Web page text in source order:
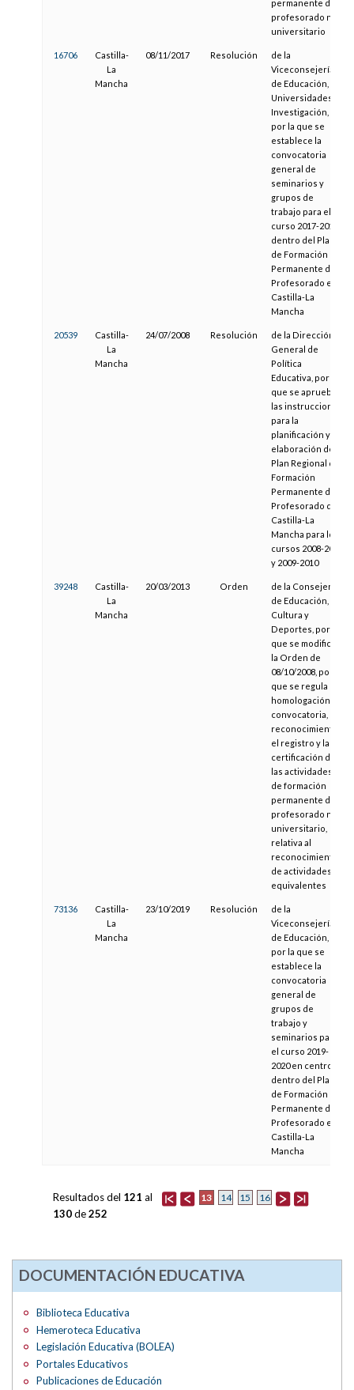
permanente del
profesorado no
universitario
16706
Castilla-
La
Mancha
08/11/2017 Resolución
de la
Viceconsejería
de Educación,
Universidades e
Investigación,
por la que se
establece la
convocatoria
general de
seminarios y
grupos de
trabajo para el
curso 2017-2018,
dentro del Plan
de Formación
Permanente del
Profesorado en
Castilla-La
Mancha
20539
Castilla-
La
Mancha
24/07/2008 Resolución
de la Dirección
General de
Política
Educativa, por la
que se aprueban
las instrucciones
para la
planificación y
elaboración del
Plan Regional de
Formación
Permanente del
Profesorado de
Castilla-La
Mancha para los
cursos 2008-2009
y 2009-2010
39248
Castilla-
La
Mancha
20/03/2013 Orden
de la Consejería
de Educación,
Cultura y
Deportes, por la
que se modifica
la Orden de
08/10/2008, por la
que se regula la
homologación, la
convocatoria, el
reconocimiento,
el registro y la
certificación de
las actividades
de formación
permanente del
profesorado no
universitario,
relativa al
reconocimiento
de actividades
equivalentes
73136
Castilla-
La
Mancha
23/10/2019 Resolución
de la
Viceconsejería
de Educación,
por la que se
establece la
convocatoria
general de
grupos de
trabajo y
seminarios para
el curso 2019-
2020 en centros,
dentro del Plan
de Formación
Permanente del
Profesorado en
Castilla-La
Mancha
13 14 15 16
Resultados del 121 al
130de252
DOCUMENTACIÓN EDUCATIVA
Biblioteca Educativa
Hemeroteca Educativa
Legislación Educativa (BOLEA)
Portales Educativos
Publicaciones de Educación